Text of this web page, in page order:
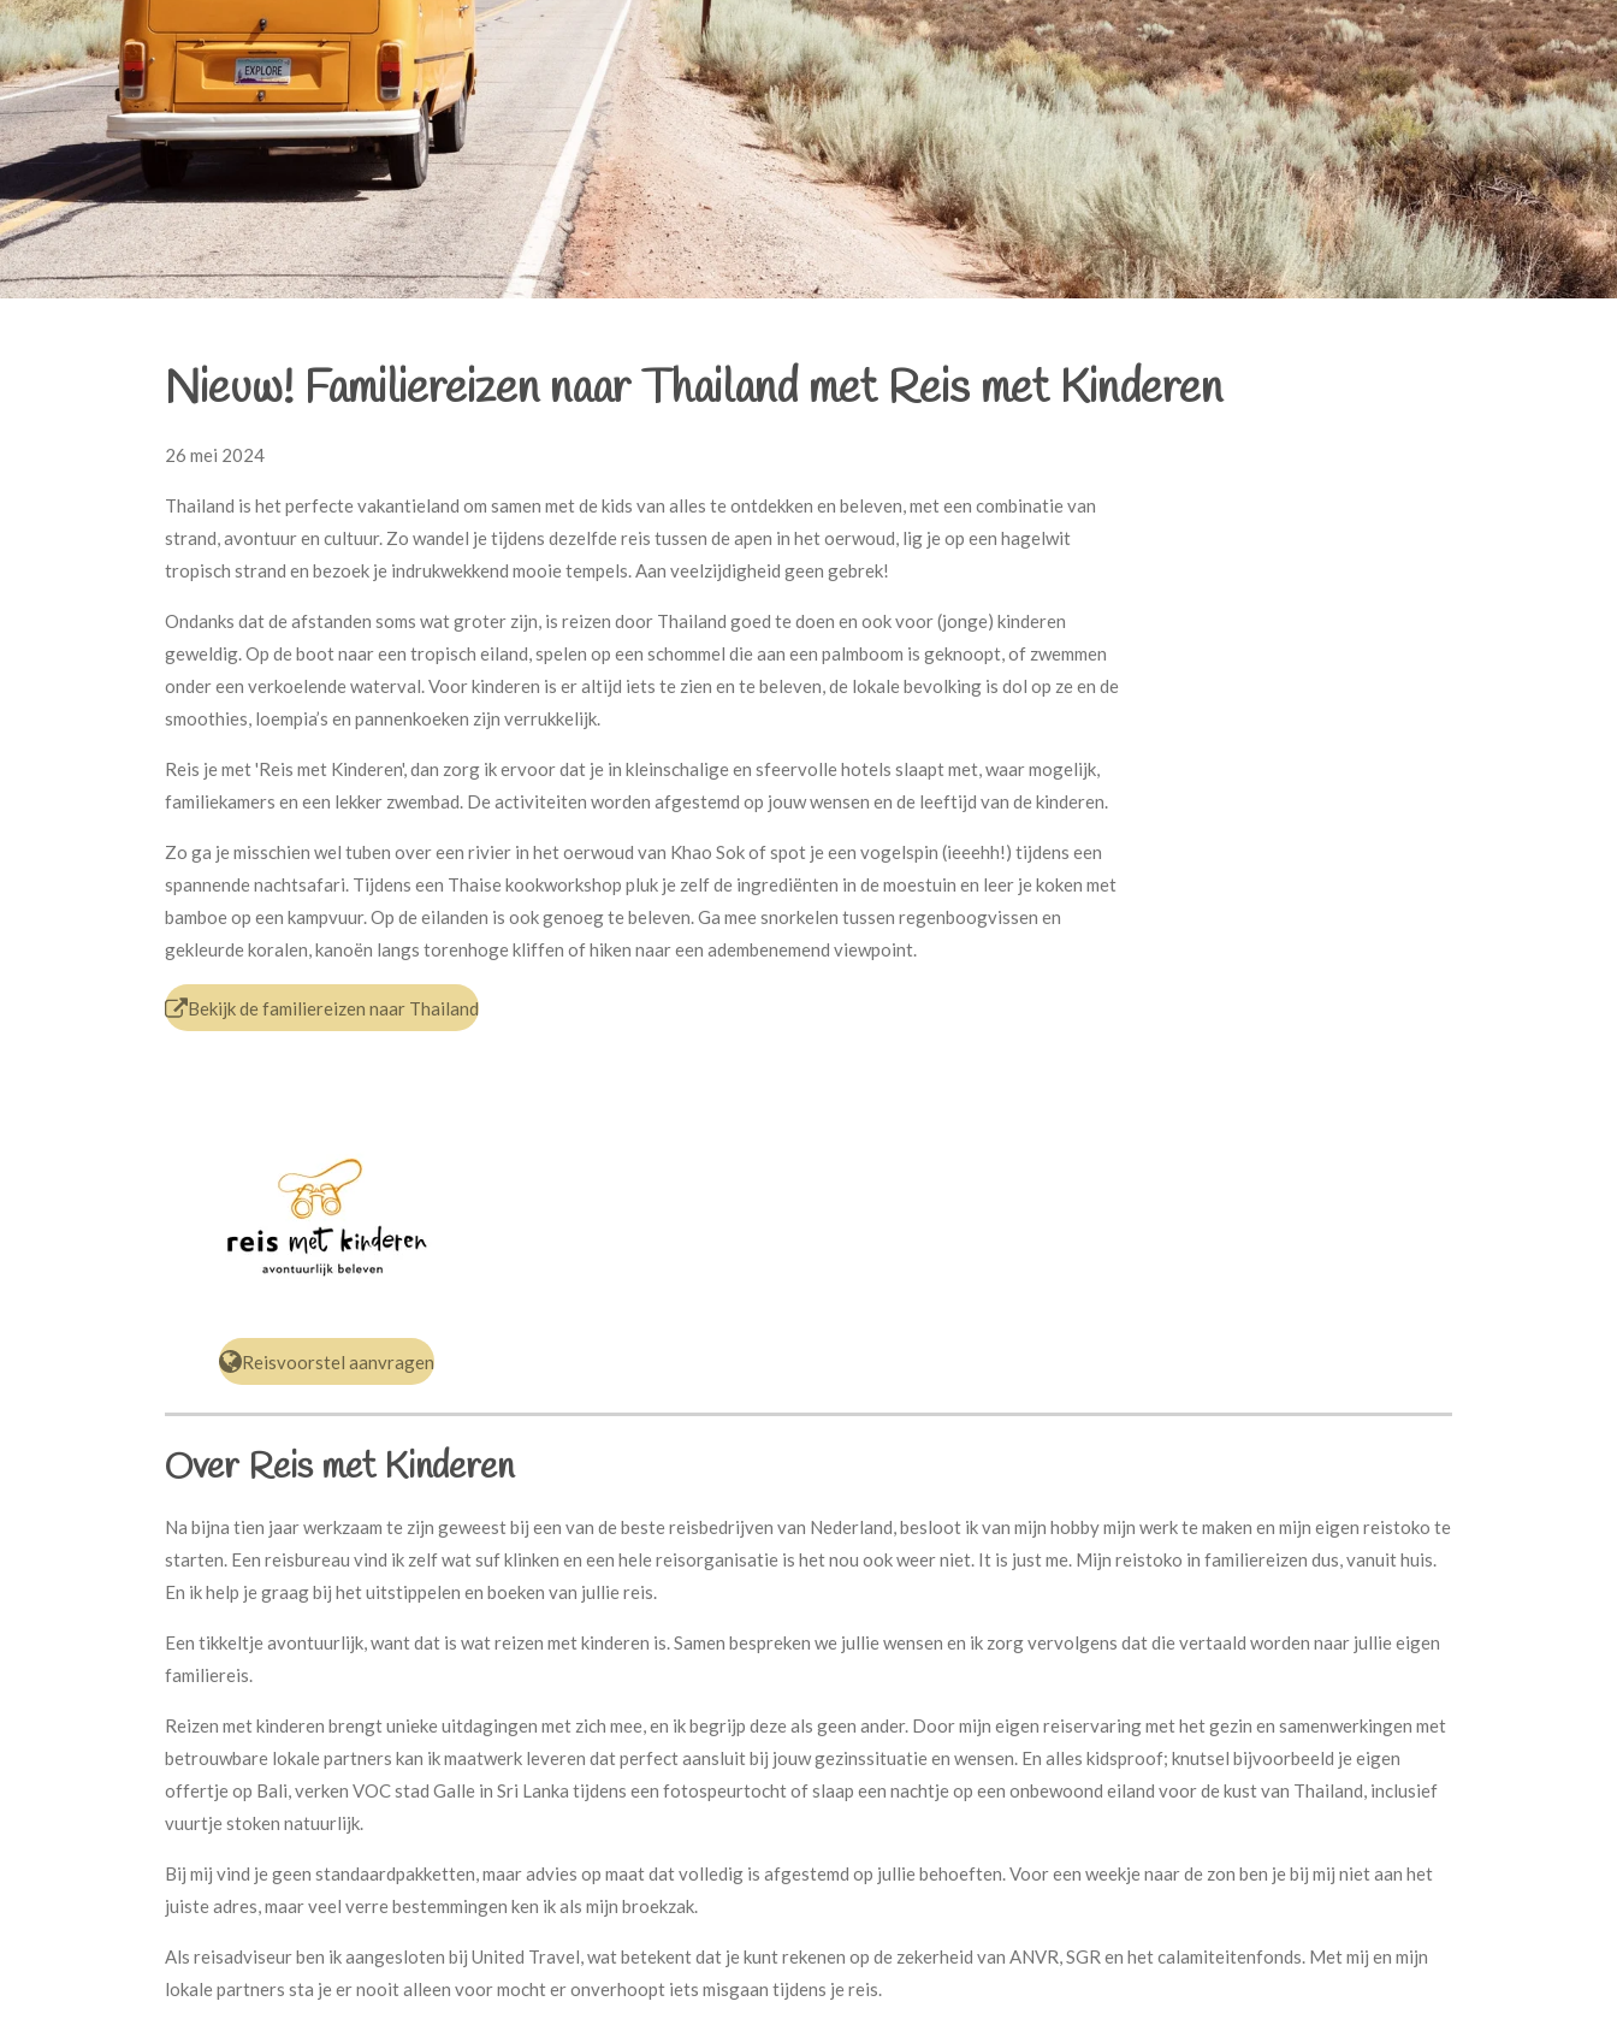
Nieuw! Familiereizen naar Thailand met Reis met Kinderen
26 mei 2024
Thailand is het perfecte vakantieland om samen met de kids van alles te ontdekken en beleven, met een combinatie van
strand, avontuur en cultuur. Zo wandel je tijdens dezelfde reis tussen de apen in het oerwoud, lig je op een hagelwit
tropisch strand en bezoek je indrukwekkend mooie tempels. Aan veelzijdigheid geen gebrek!
Ondanks dat de afstanden soms wat groter zijn, is reizen door Thailand goed te doen en ook voor (jonge) kinderen
geweldig. Op de boot naar een tropisch eiland, spelen op een schommel die aan een palmboom is geknoopt, of zwemmen
onder een verkoelende waterval. Voor kinderen is er altijd iets te zien en te beleven, de lokale bevolking is dol op ze en de
smoothies, loempia’s en pannenkoeken zijn verrukkelijk.
Reis je met 'Reis met Kinderen', dan zorg ik ervoor dat je in kleinschalige en sfeervolle hotels slaapt met, waar mogelijk,
familiekamers en een lekker zwembad. De activiteiten worden afgestemd op jouw wensen en de leeftijd van de kinderen.
Zo ga je misschien wel tuben over een rivier in het oerwoud van Khao Sok of spot je een vogelspin (ieeehh!) tijdens een
spannende nachtsafari. Tijdens een Thaise kookworkshop pluk je zelf de ingrediënten in de moestuin en leer je koken met
bamboe op een kampvuur. Op de eilanden is ook genoeg te beleven. Ga mee snorkelen tussen regenboogvissen en
gekleurde koralen, kanoën langs torenhoge kliffen of hiken naar een adembenemend viewpoint.
Bekijk de familiereizen naar Thailand
Reisvoorstel aanvragen
Over Reis met Kinderen
Na bijna tien jaar werkzaam te zijn geweest bij een van de beste reisbedrijven van Nederland, besloot ik van mijn hobby mijn werk te maken en mijn eigen reistoko te
starten. Een reisbureau vind ik zelf wat suf klinken en een hele reisorganisatie is het nou ook weer niet. It is just me. Mijn reistoko in familiereizen dus, vanuit huis.
En ik help je graag bij het uitstippelen en boeken van jullie reis.
Een tikkeltje avontuurlijk, want dat is wat reizen met kinderen is. Samen bespreken we jullie wensen en ik zorg vervolgens dat die vertaald worden naar jullie eigen
familiereis.
Reizen met kinderen brengt unieke uitdagingen met zich mee, en ik begrijp deze als geen ander. Door mijn eigen reiservaring met het gezin en samenwerkingen met
betrouwbare lokale partners kan ik maatwerk leveren dat perfect aansluit bij jouw gezinssituatie en wensen. En alles kidsproof; knutsel bijvoorbeeld je eigen
offertje op Bali, verken VOC stad Galle in Sri Lanka tijdens een fotospeurtocht of slaap een nachtje op een onbewoond eiland voor de kust van Thailand, inclusief
vuurtje stoken natuurlijk.
Bij mij vind je geen standaardpakketten, maar advies op maat dat volledig is afgestemd op jullie behoeften. Voor een weekje naar de zon ben je bij mij niet aan het
juiste adres, maar veel verre bestemmingen ken ik als mijn broekzak.
Als reisadviseur ben ik aangesloten bij United Travel, wat betekent dat je kunt rekenen op de zekerheid van ANVR, SGR en het calamiteitenfonds. Met mij en mijn
lokale partners sta je er nooit alleen voor mocht er onverhoopt iets misgaan tijdens je reis.